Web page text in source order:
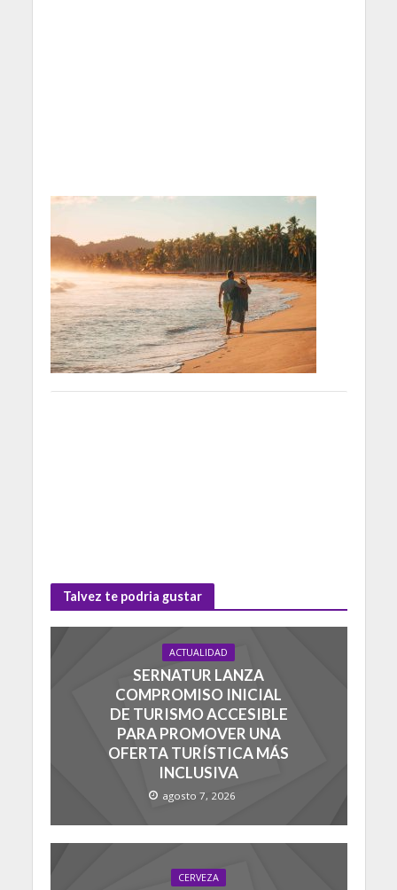
Talvez te podria gustar
ACTUALIDAD
SERNATUR LANZA
COMPROMISO INICIAL
DE TURISMO ACCESIBLE
PARA PROMOVER UNA
OFERTA TURÍSTICA MÁS
INCLUSIVA
agosto 7, 2026
CERVEZA